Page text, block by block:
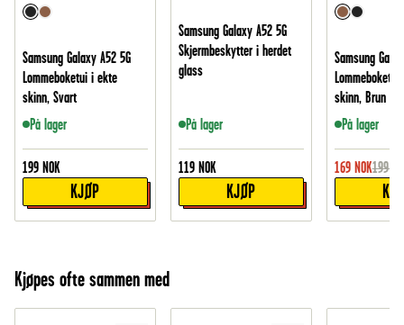
Samsung Galaxy A52 5G
Lommeboketui i ekte
skinn, Svart
På lager
199 NOK
KJØP
Samsung Galaxy A52 5G
Skjermbeskytter i herdet
glass
På lager
119 NOK
KJØP
Samsung
skinn, Brun
På lager
169 NOK199
Kjøpes ofte sammen med